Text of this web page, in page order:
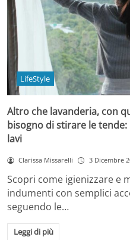
LifeStyle
Altro che lavanderia, con
bisogno di stirare le
lavi
Clarissa Missarelli 3 Dicembre
Scopri come igienizzare e
indumenti con semplici
seguendo le…
Leggi di più